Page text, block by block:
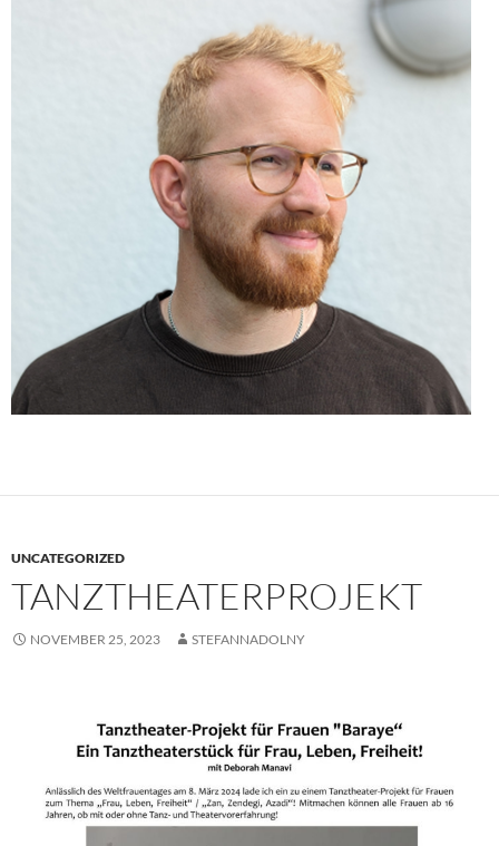
UNCATEGORIZED
TANZTHEATERPROJEKT
NOVEMBER 25, 2023 STEFANNADOLNY